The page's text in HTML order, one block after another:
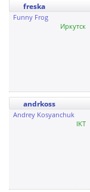
freska
Funny Frog
Иркутск
andrkoss
Andrey Kosyanchuk
IKT